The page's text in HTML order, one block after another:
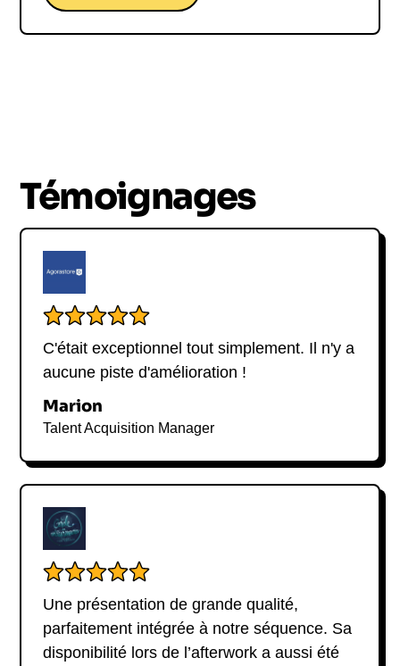
Témoignages
C'était exceptionnel tout simplement. Il n'y a
aucune piste d'amélioration !
Marion
Talent Acquisition Manager
Une présentation de grande qualité,
parfaitement intégrée à notre séquence. Sa
disponibilité lors de l’afterwork a aussi été